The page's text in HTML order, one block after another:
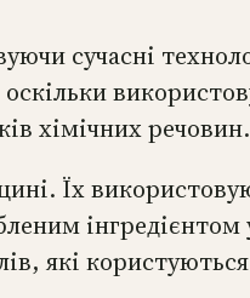
сучасні
хімічних речовин.
Їх
інгредієнтом
які